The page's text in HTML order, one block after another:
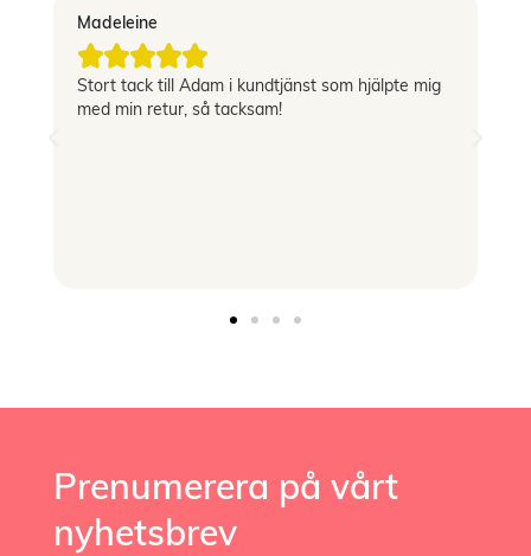
Madeleine

Stort tack till Adam i kundtjänst som hjälpte mig
med min retur, så tacksam!
Prenumerera på vårt
nyhetsbrev